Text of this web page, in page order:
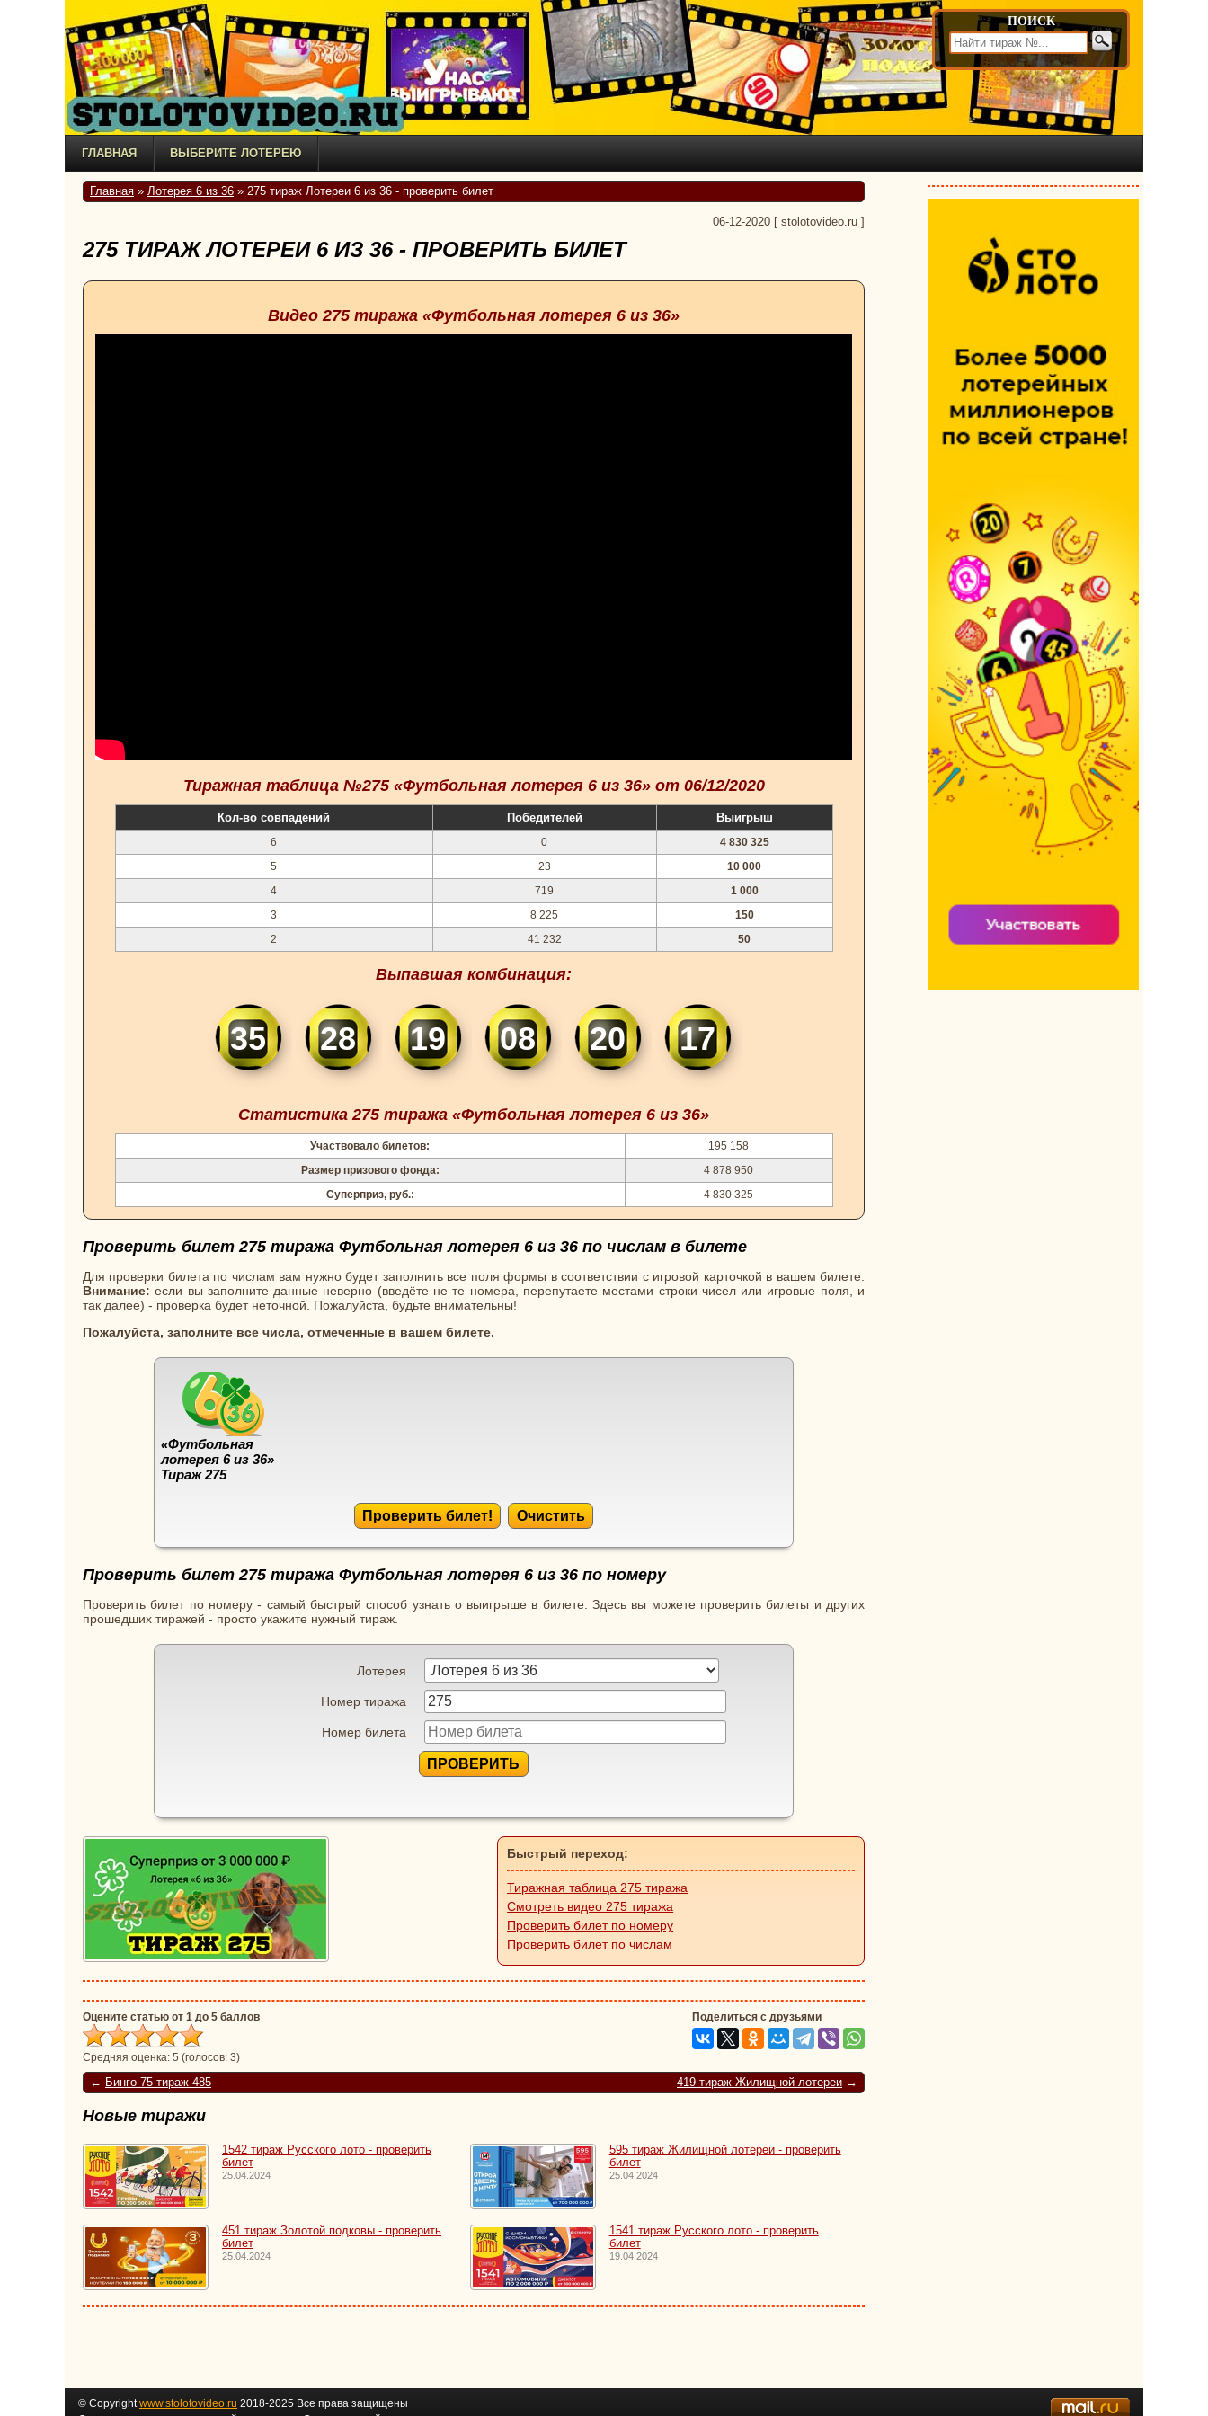
ПОИСК
ГЛАВНАЯ ВЫБЕРИТЕ ЛОТЕРЕЮ
Главная » Лотерея 6 из 36 » 275 тираж Лотереи 6 из 36 - проверить билет
06-12-2020 stolotovideo.ru
275 ТИРАЖ ЛОТЕРЕИ 6 ИЗ 36 - ПРОВЕРИТЬ БИЛЕТ
Видео 275 тиража «Футбольная лотерея 6 из 36»
Тиражная таблица №275 «Футбольная лотерея 6 из 36» от 06/12/2020
Кол-во совпадений Победителей Выигрыш
6 0
4 830 325
5
23
10 000
4
719
1 000
3
8 225
150
2
41 232 50
Выпавшая комбинация:
35 28 19 08 20 17
Статистика 275 тиража «Футбольная лотерея 6 из 36»
Участвовало билетов:
195 158
Размер призового фонда:
4 878 950
Суперприз, руб.:
4 830 325
Проверить билет 275 тиража Футбольная лотерея 6 из 36 по числам в билете
Для проверки билета по числам вам нужно будет заполнить все поля формы в соответствии с игровой карточкой в вашем билете.
Внимание: если вы заполните данные неверно (введёте не те номера, перепутаете местами строки чисел или игровые поля, и
так далее) - проверка будет неточной. Пожалуйста, будьте внимательны!
Пожалуйста, заполните все числа, отмеченные в вашем билете.
«Футбольная
лотерея 6 из 36»
Тираж 275
Проверить билет! Очистить
Проверить билет 275 тиража Футбольная лотерея 6 из 36 по номеру
Проверить билет по номеру - самый быстрый способ узнать о выигрыше в билете. Здесь вы можете проверить билеты и других
прошедших тиражей - просто укажите нужный тираж.
Лотерея
Номер тиража
Номер билета
ПРОВЕРИТЬ
Быстрый переход:
Тиражная таблица 275 тиража
Смотреть видео 275 тиража
Проверить билет по номеру
Проверить билет по числам
Оцените статью от 1 до 5 баллов
Средняя оценка: 5 (голосов: 3)
Поделиться с друзьями
← Бинго 75 тираж 485 419 тираж Жилищной лотереи →
Новые тиражи
1542 тираж Русского лото - проверить
билет
25.04.2024
595 тираж Жилищной лотереи - проверить
билет
25.04.2024
451 тираж Золотой подковы - проверить
билет
25.04.2024
1541 тираж Русского лото - проверить
билет
19.04.2024
© Copyrightwww.stolotovideo.ru 2018-2025 Все права защищены